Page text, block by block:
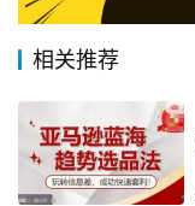
相关推荐